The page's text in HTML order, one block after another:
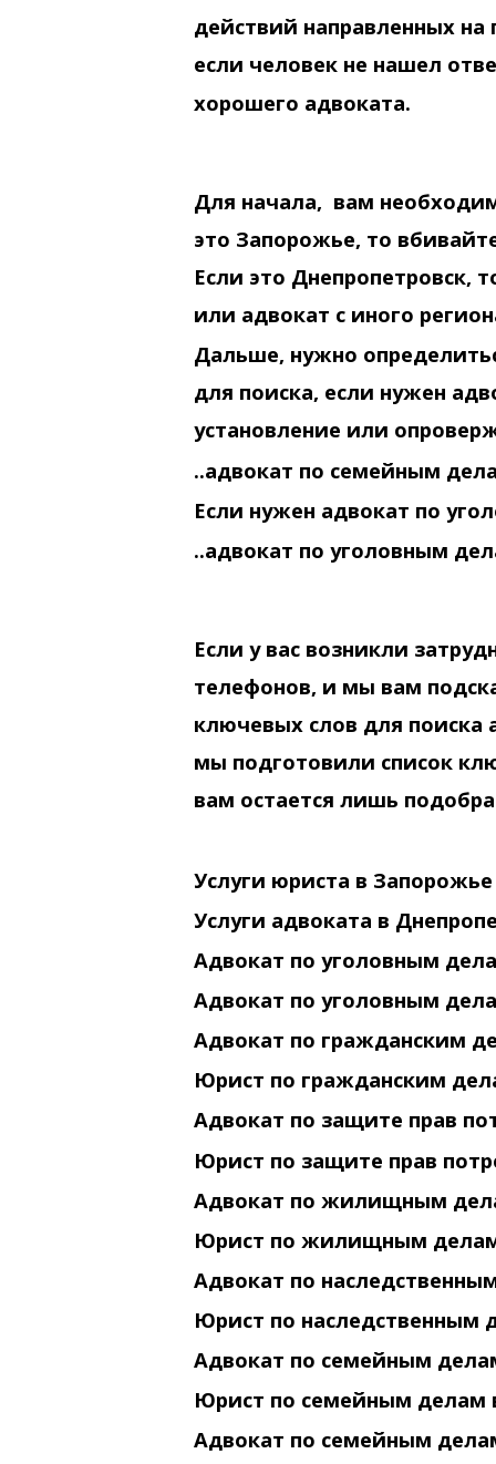
действий направленных
если человек не нашел
хорошего адвоката.
Для начала, вам
это Запорожье, то
Если это Днепропетровск,
или адвокат с иного
Дальше, нужно
для поиска, если нужен
установление или
..адвокат по семейным
Если нужен адвокат по
..адвокат по уголовным
Если у вас возникли
телефонов, и мы вам
ключевых слов для
мы подготовили список
вам остается лишь
Услуги юриста в Запорожье
Услуги адвоката в
Адвокат по уголовным
Адвокат по уголовным
Адвокат по гражданским
Юрист по гражданским
Адвокат по защите прав
Юрист по защите прав
Адвокат по жилищным
Юрист по жилищным
Адвокат по
Юрист по наследственным
Адвокат по семейным
Юрист по семейным делам
Адвокат по семейным